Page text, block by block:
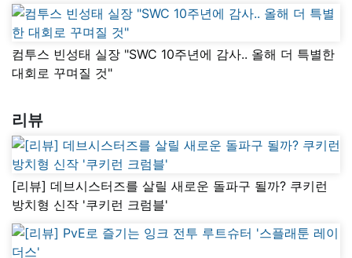
컴투스 빈성태 실장 "SWC 10주년에 감사.. 올해 더 특별한
대회로 꾸며질 것"
리뷰
[리뷰] 데브시스터즈를 살릴 새로운 돌파구 될까? 쿠키런
방치형 신작 '쿠키런 크럼블'